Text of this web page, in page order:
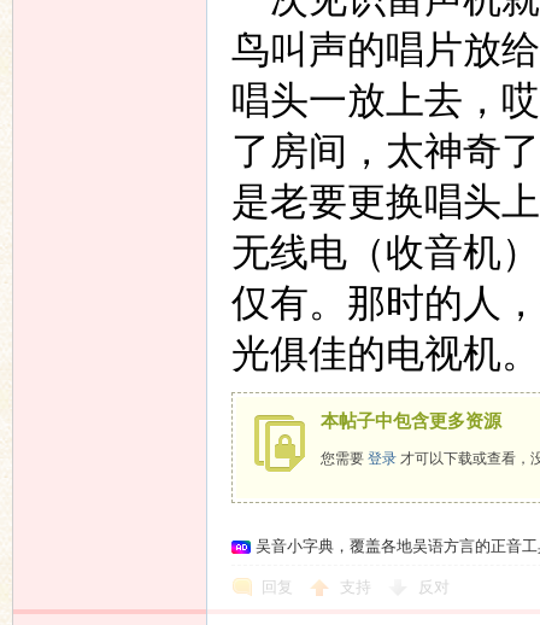
鸟叫声的唱片放
唱头一放上去，
了房间，太神奇
是老要更换唱头
无线电（收音机
仅有。那时的人
光俱佳的电视机。
本帖子中包含更多资源
您需要 登录 才可以下载或查看，
吴音小字典，覆盖各地吴语方言的正音
回复 支持 反对